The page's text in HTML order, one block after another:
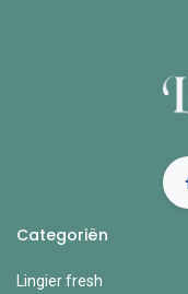
Categoriën
Lingier fresh